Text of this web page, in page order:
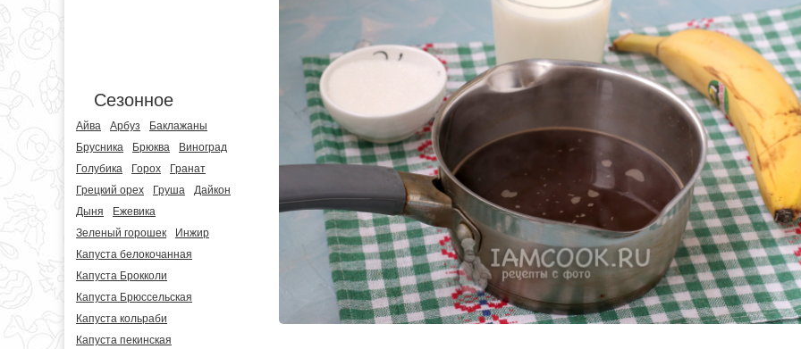
Сезонное
Айва Арбуз
Баклажаны
Брусника
Брюква
Виноград
Голубика
Горох
Гранат
Грецкий орех
Груша
Дайкон
Дыня
Ежевика
Зеленый горошек
Инжир
Капуста белокочанная
Капуста Брокколи
Капуста Брюссельская
Капуста кольраби
Капуста пекинская